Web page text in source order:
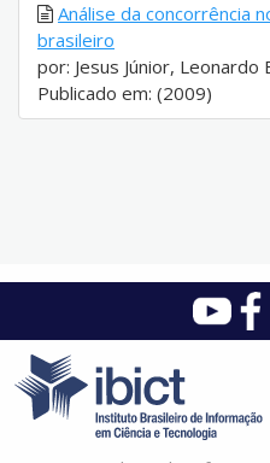
Análise da concorrência
brasileiro
por: Jesus Júnior, Leonardo
Publicado em: (2009)